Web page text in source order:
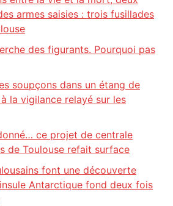
armes saisies : trois fusillades
des figurants. Pourquoi pas
soupçons dans un étang de
la vigilance relayé sur les
ce projet de centrale
de Toulouse refait surface
font une découverte
Antarctique fond deux fois